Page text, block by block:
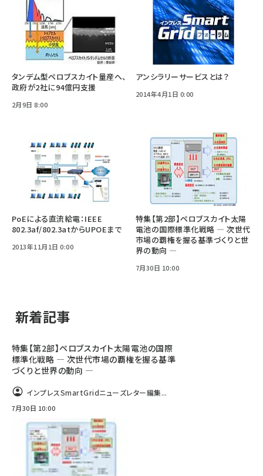
タンデム型ペロブスカイト量産へ、
政府が2社に94億円支援
2月9日 8:00
アンシラリーサービスとは？
2014年4月1日 0:00
PoEによる直流給電：IEEE
802.3af/802.3atからUPOEまで
2013年11月1日 0:00
特集【第2部】ペロブスカイト太陽
電池の国際標準化戦略 ― 次世代
市場の覇権を握る基準づくりと世
界の動向 ―
7月30日 10:00
新着記事
特集【第2部】ペロブスカイト太陽電池の国際
標準化戦略 ― 次世代市場の覇権を握る基準
づくりと世界の動向 ―
インプレスSmartGridニューズレター編集...
7月30日 10:00